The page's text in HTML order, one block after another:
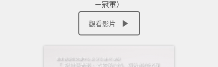
－冠軍）
觀看影片